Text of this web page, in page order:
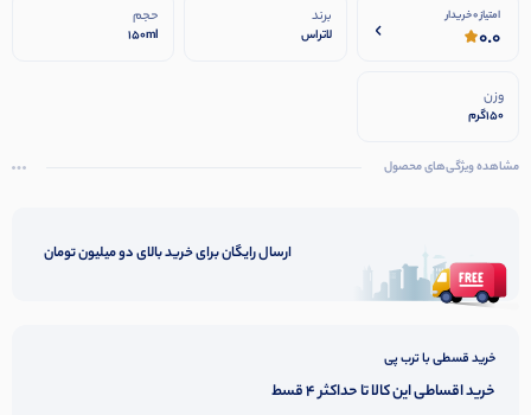
امتیاز 0 خریدار
0.0
برند
لاتراس
حجم
150ml
وزن
150گرم
مشاهده ویژگی‌های محصول
ارسال رایگان برای خرید بالای دو میلیون تومان
خرید قسطی با ترب پی
خرید اقساطی این کالا تا حداکثر 4 قسط